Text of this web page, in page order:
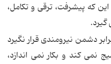
که پیشرفت، ترقى و تکامل،
گیرد.
دشمن نیرومندى قرار نگیرد
نمى کند و بکار نمى اندازد،